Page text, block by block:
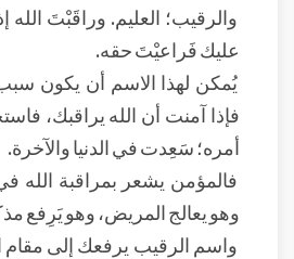
والرقيب؛ العليم. وراقَبْتَ
عليك فَراعيْتَ حقه.
يُمكن لهذا الاسم أن يكون سبب
فإذا آمنت أن الله يراقبك،
أمره؛ سَعِدت في الدنيا والآخرة.
فالمؤمن يشعر بمراقبة الله
وهو يعالج المريض، وهو يَرِفع
واسم الرقيب يرفعك إلى مقام